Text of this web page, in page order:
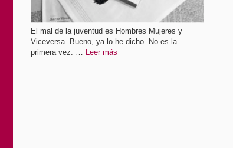
El mal de la juventud es Hombres Mujeres y
Viceversa. Bueno, ya lo he dicho. No es la
primera vez. … Leer más